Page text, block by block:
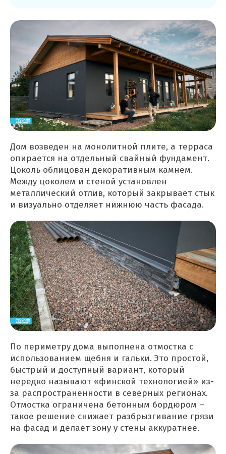
Дом возведен на монолитной плите, а терраса
опирается на отдельный свайный фундамент.
Цоколь облицован декоративным камнем.
Между цоколем и стеной установлен
металлический отлив, который закрывает стык
и визуально отделяет нижнюю часть фасада.
По периметру дома выполнена отмостка с
использованием щебня и гальки. Это простой,
быстрый и доступный вариант, который
нередко называют «финской технологией» из-
за распространенности в северных регионах.
Отмостка ограничена бетонным бордюром –
такое решение снижает разбрызгивание грязи
на фасад и делает зону у стены аккуратнее.